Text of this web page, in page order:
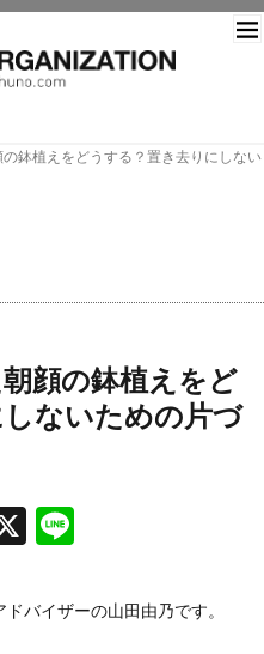
鉢植えをどうする？置き去りにしない
顔の鉢植えをど
ないための片づ
X
バイザーの山田由乃です。